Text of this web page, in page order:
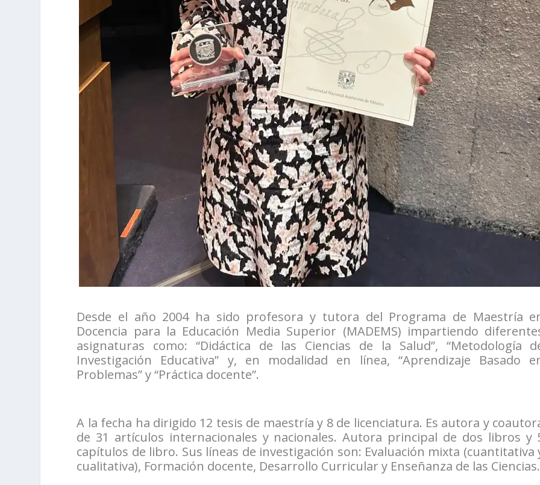
Desde el año 2004 ha sido profesora y tutora del Programa de Maestría
Docencia para la Educación Media Superior (MADEMS) impartiendo
asignaturas como: “Didáctica de las Ciencias de la Salud”, “Metodología
Investigación Educativa” y, en modalidad en línea, “Aprendizaje Basado
Problemas” y “Práctica docente”.
A la fecha ha dirigido 12 tesis de maestría y 8 de licenciatura. Es autora y
de 31 artículos internacionales y nacionales. Autora principal de dos libros y
capítulos de libro. Sus líneas de investigación son: Evaluación mixta (cuantitativa
cualitativa), Formación docente, Desarrollo Curricular y Enseñanza de las Ciencias.